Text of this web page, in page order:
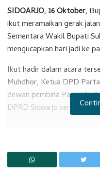
SIDOARJO, 16 Oktober,
ikut meramaikan gerak
Sementara Wakil Bupati
mengucapkan hari jadi ke
Ikut hadir dalam acara
Muhdhor, Ketua DPD
dewan pembina Partai
DPRD Sidoarjo serta
Komisi A dan C Jembatani
Karoseri